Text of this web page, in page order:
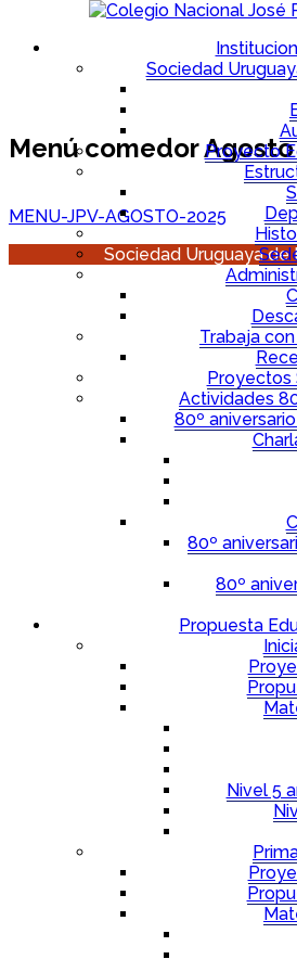
Sociedad
Proyecto
Trabaja
Proyectos
Actividades
80º
80º
80º
Propuesta
Nivel 5
Menú comedor Agosto
MENU-JPV-AGOSTO-2025
Sociedad Uruguaya de